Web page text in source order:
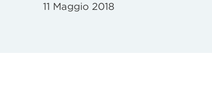
11 Maggio 2018